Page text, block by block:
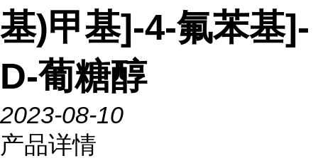
基)甲基]-4-氟苯基]-
D-葡糖醇
2023-08-10
产品详情